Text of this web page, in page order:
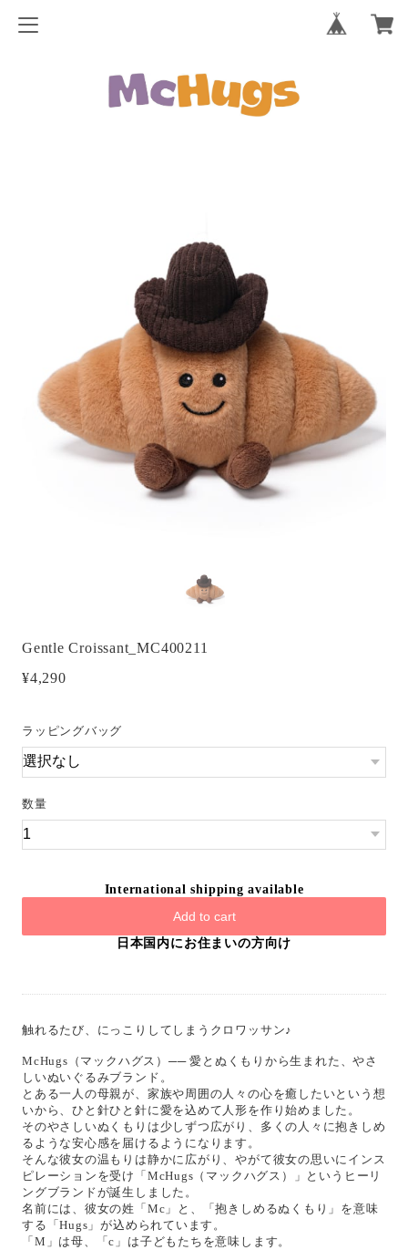
Gentle Croissant_MC400211
¥4,290
ラッピングバッグ
数量
International shipping available
Add to cart
日本国内にお住まいの方向け
触れるたび、にっこりしてしまうクロワッサン♪
McHugs（マックハグス）── 愛とぬくもりから生まれた、やさ
しいぬいぐるみブランド。
とある一人の母親が、家族や周囲の人々の心を癒したいという想
いから、ひと針ひと針に愛を込めて人形を作り始めました。
そのやさしいぬくもりは少しずつ広がり、多くの人々に抱きしめ
るような安心感を届けるようになります。
そんな彼女の温もりは静かに広がり、やがて彼女の思いにインス
ピレーションを受け「McHugs（マックハグス）」というヒーリ
ングブランドが誕生しました。
名前には、彼女の姓「Mc」と、「抱きしめるぬくもり」を意味
する「Hugs」が込められています。
「M」は母、「c」は子どもたちを意味します。